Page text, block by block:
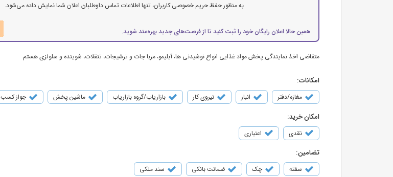
به منظور حفظ حریم خصوصی کاربران، تنها اطلاعات تماس داوطلبان اعلان شما نمایش داده می‌شود.
همین حالا اعلان رایگان خود را ثبت کنید تا از فرصت‌های جدید بهره‌مند شوید.
متقاضی اخذ نمایندگی پخش مواد غذایی انواع نوشیدنی ها، آبلیمو، مربا جات و ترشیجات، تنقلات، شوینده و سلولزی هستم
امکانات:
مغازه/دفتر انبار نیروی کار بازاریاب/گروه بازاریاب ماشین پخش جواز کسب
امکان خرید:
نقدی اعتباری
تضامین:
سفته چک ضمانت بانکی سند ملکی